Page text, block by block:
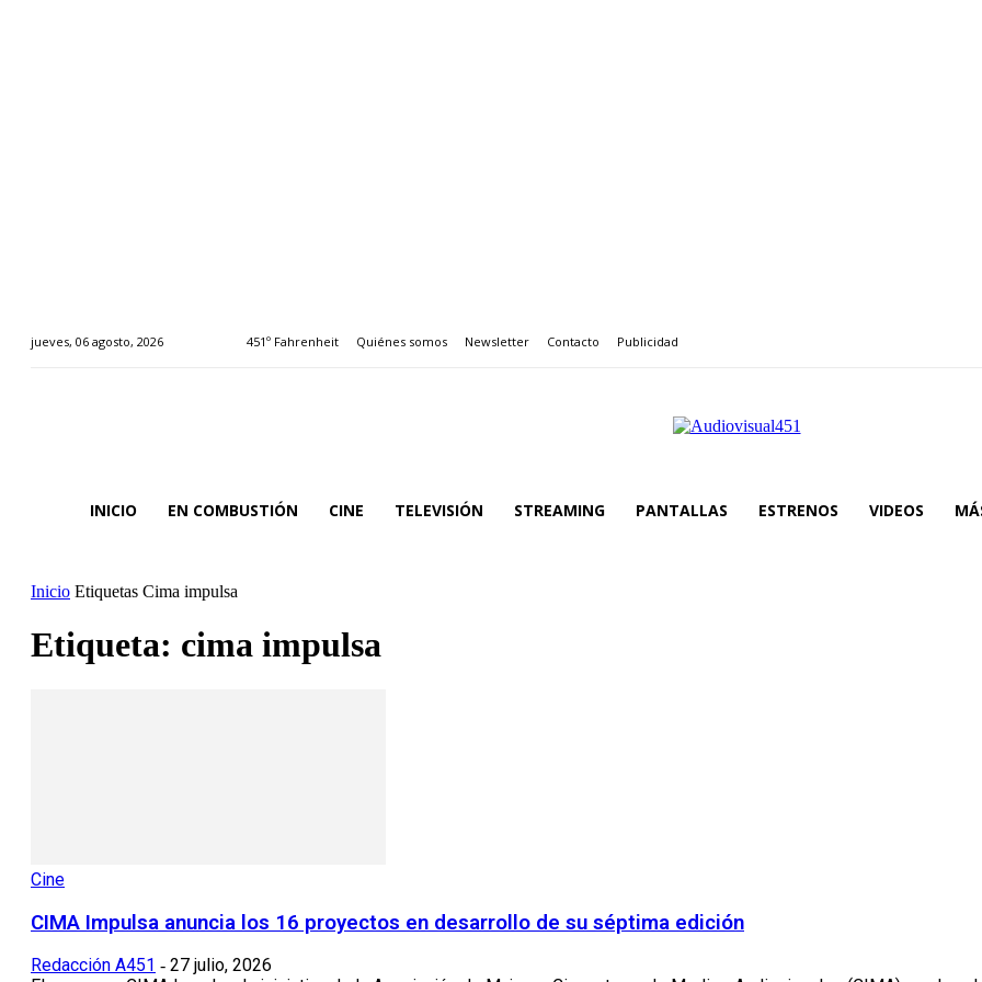
jueves, 06 agosto, 2026 451º Fahrenheit Quiénes somos Newsletter Contacto Publicidad
INICIO EN COMBUSTIÓN CINE TELEVISIÓN STREAMING PANTALLAS ESTRENOS VIDEOS
Inicio Etiquetas Cima impulsa
Etiqueta: cima impulsa
Cine
CIMA Impulsa anuncia los 16 proyectos en desarrollo de su séptima edición
Redacción A451 - 27 julio, 2026